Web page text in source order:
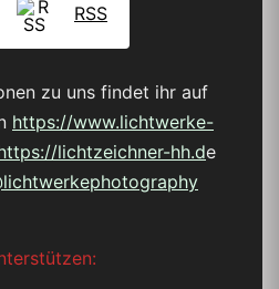
RSS
zu uns findet ihr auf
https://www.lichtwerke-
lichtzeichner-hh.de